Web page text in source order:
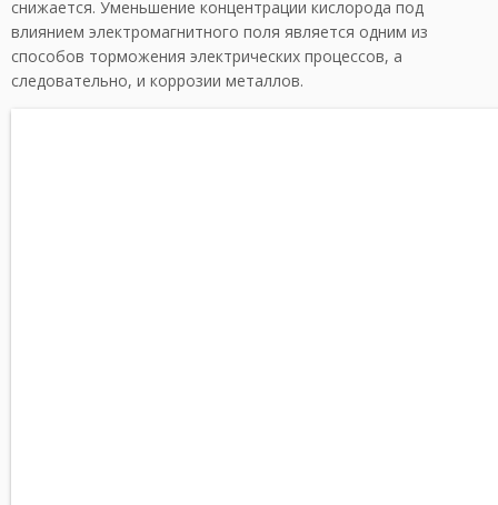
снижается. Уменьшение концентрации кислорода под
влиянием электромагнитного поля является одним из
способов торможения электрических процессов, а
следовательно, и коррозии металлов.